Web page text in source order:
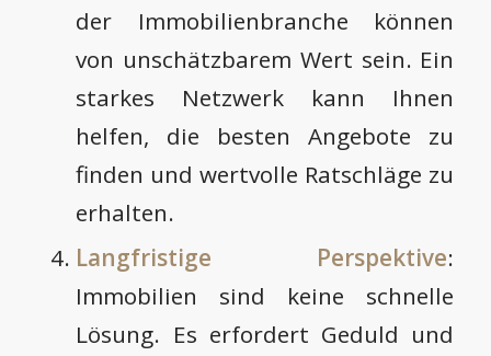
der Immobilienbranche können
von unschätzbarem Wert sein. Ein
starkes Netzwerk kann Ihnen
helfen, die besten Angebote zu
finden und wertvolle Ratschläge zu
erhalten.
Langfristige Perspektive:
Immobilien sind keine schnelle
Lösung. Es erfordert Geduld und